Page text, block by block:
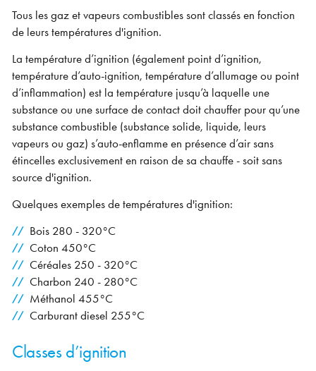
Tous les gaz et vapeurs combustibles sont classés en fonction
de leurs températures d'ignition.
La température d’ignition (également point d’ignition,
température d’auto-ignition, température d’allumage ou point
d’inflammation) est la température jusqu’à laquelle une
substance ou une surface de contact doit chauffer pour qu’une
substance combustible (substance solide, liquide, leurs
vapeurs ou gaz) s’auto-enflamme en présence d’air sans
étincelles exclusivement en raison de sa chauffe - soit sans
source d'ignition.
Quelques exemples de températures d'ignition:
Bois 280 - 320°C
Coton 450°C
Céréales 250 - 320°C
Charbon 240 - 280°C
Méthanol 455°C
Carburant diesel 255°C
Classes d’ignition